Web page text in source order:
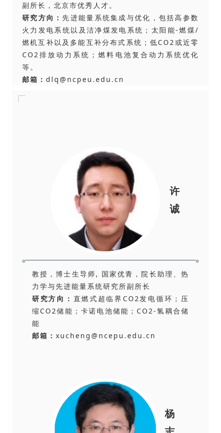
副所长，北京市优秀人才。
研究方向：先进能量系统集成与优化，包括高参数
火力发电系统以及洁净煤发电系统；太阳能-燃煤/
燃机互补以及多能互补分布式系统；低CO2或近零
CO2排放动力系统；燃料电池复合动力系统优化
等。
邮箱： dlq@ncpeu.edu.cn
许
诚
教授，博士生导师, 国家优青，院长助理、热
力学与先进能量系统研究所副所长
研究方向： 直燃式超临界CO2发电循环；压
缩CO2储能；卡诺电池储能；CO2-氢耦合储
能
邮箱： xucheng@ncepu.edu.cn
杨